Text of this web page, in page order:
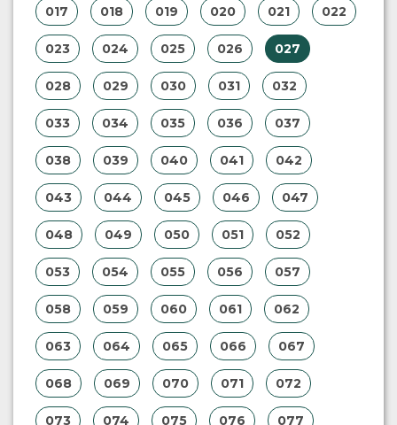
017 018 019 020 021 022
023 024 025 026 027
028 029 030 031 032
033 034 035 036 037
038 039 040 041 042
043 044 045 046 047
048 049 050 051 052
053 054 055 056 057
058 059 060 061 062
063 064 065 066 067
068 069 070 071 072
073 074 075 076 077